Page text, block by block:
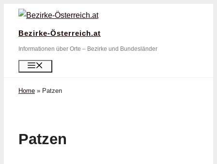
Zum
springen
Bezirke-Österreich.at
Informationen über Orte – Bezirke und Bundesländer
Home » Patzen
Patzen